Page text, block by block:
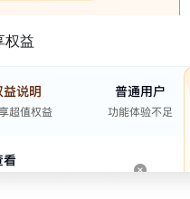
权益